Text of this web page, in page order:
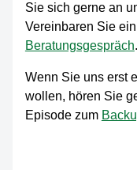
Sie sich gerne an
Vereinbaren Sie ein
Beratungsgespräch.
Wenn Sie uns erst
wollen, hören Sie
Episode zum